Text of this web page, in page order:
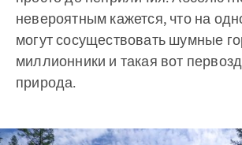
невероятным кажется, что на
могут сосуществовать шумные
миллионники и такая вот
природа.